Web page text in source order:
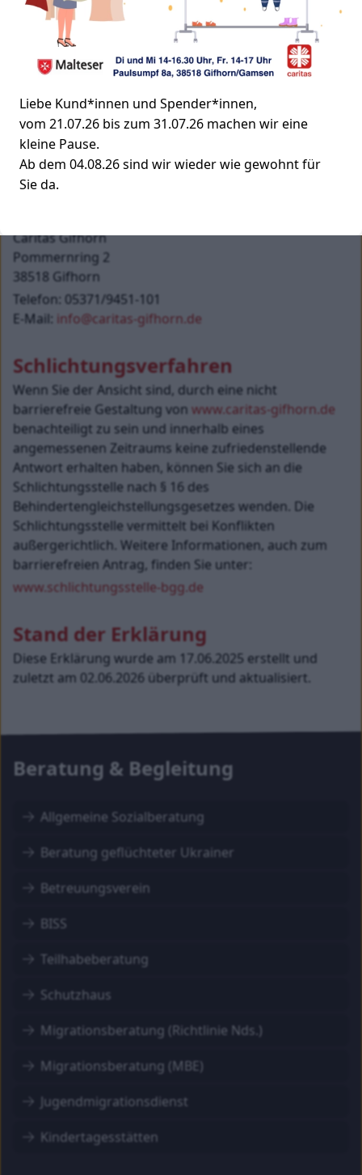
Die genannten Barrieren werden im Laufe des Jahres
2026 schrittweise behoben. Ziel ist eine umfassende
barrierefreie Gestaltung aller zentralen Inhalte und
Funktionen auf www.caritas-gifhorn.de gemäß den
Kontakt und Feedback
Sollten Ihnen Mängel in Bezug auf die barrierefreie
Gestaltung von
www.caritas-gifhorn.de
Caritas Gifhorn
Pommernring 2
38518 Gifhorn
Telefon: 05371/9451-101
E-Mail: info@caritas-gifhorn.de
Schlichtungsverfahren
Wenn Sie der Ansicht sind, durch eine nicht
barrierefreie Gestaltung von www.caritas-gifhorn.de
benachteiligt zu sein und innerhalb eines
angemessenen Zeitraums keine zufriedenstellende
Antwort erhalten haben, können Sie sich an die
Schlichtungsstelle nach § 16 des
Behindertengleichstellungsgesetzes wenden. Die
Schlichtungsstelle vermittelt bei Konflikten
außergerichtlich. Weitere Informationen, auch zum
barrierefreien Antrag, finden Sie unter:
www.schlichtungsstelle-bgg.de
Stand der Erklärung
Diese Erklärung wurde am 17.06.2025 erstellt und
zuletzt am 02.06.2026 überprüft und aktualisiert.
Beratung & Begleitung
Allgemeine Sozialberatung
Beratung geflüchteter Ukrainer
Betreuungsverein
BISS
Teilhabeberatung
Schutzhaus
Migrationsberatung (Richtlinie Nds.)
Migrationsberatung (MBE)
Jugendmigrationsdienst
Kindertagesstätten
Liebe Kund*innen und Spender*innen,
vom 21.07.26 bis zum 31.07.26 machen wir eine
kleine Pause.
Ab dem 04.08.26 sind wir wieder wie gewohnt für
Sie da.